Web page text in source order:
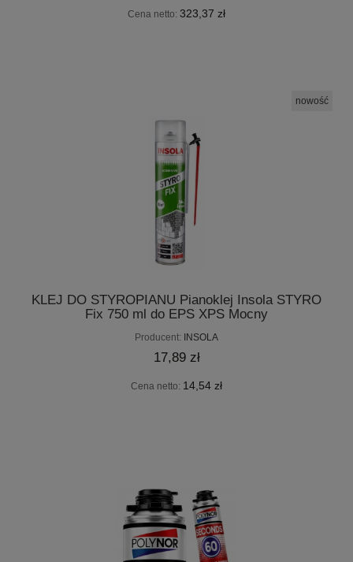
Cena netto: 323,37 zł
KLEJ DO STYROPIANU Pianoklej Insola STYRO
Fix 750 ml do EPS XPS Mocny
Producent: INSOLA
17,89 zł
Cena netto: 14,54 zł
nowość